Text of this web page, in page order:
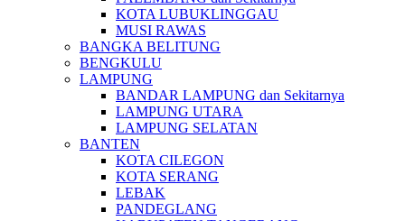
KOTA LUBUKLINGGAU
MUSI RAWAS
BANGKA BELITUNG
BENGKULU
LAMPUNG
BANDAR LAMPUNG dan Sekitarnya
LAMPUNG UTARA
LAMPUNG SELATAN
BANTEN
KOTA CILEGON
KOTA SERANG
LEBAK
PANDEGLANG